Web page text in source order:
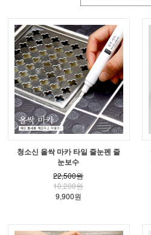
청소신 올싹 마카 타일 줄눈펜 줄
눈보수
22,500원
10,200원
9,900원